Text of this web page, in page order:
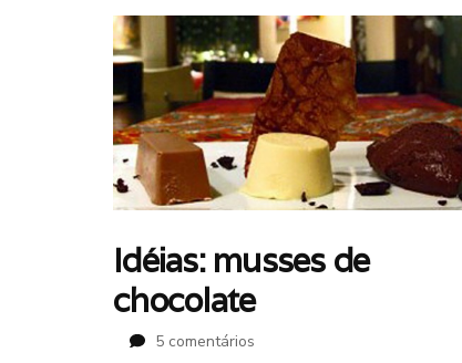
Idéias: musses de
chocolate
5 comentários